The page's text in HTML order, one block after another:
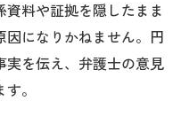
資料や証拠を隠したまま
になりかねません。円
実を伝え、弁護士の意見
。